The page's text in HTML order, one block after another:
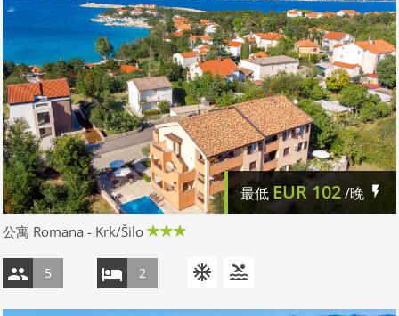
最低EUR 102/晚
公寓 Romana - Krk/Šilo
5 2